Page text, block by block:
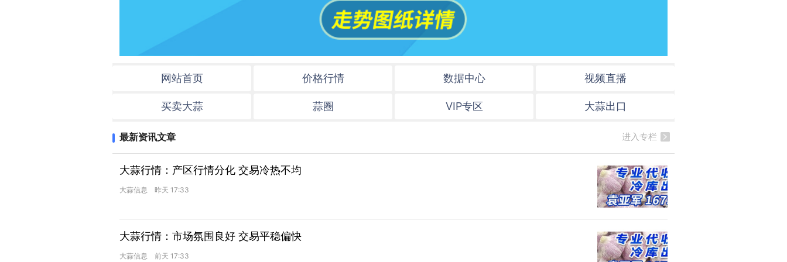
网站首页 价格行情 数据中心 视频直播
买卖大蒜 蒜圈 VIP专区 大蒜出口
进入专栏
最新资讯文章
大蒜行情：产区行情分化 交易冷热不均
大蒜信息 昨天 17:33
大蒜行情：市场氛围良好 交易平稳偏快
大蒜信息 前天 17:33